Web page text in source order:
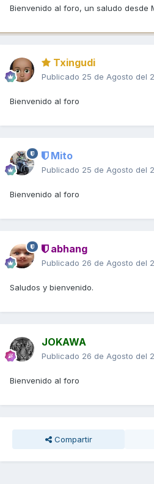
Bienvenido al foro, un saludo desde
Txingudi
Publicado 25 de Agosto del
Bienvenido al foro
Mito
Publicado 25 de Agosto del
Bienvenido al foro
abhang
Publicado 26 de Agosto del
Saludos y bienvenido.
JOKAWA
Publicado 26 de Agosto del
Bienvenido al foro
Compartir